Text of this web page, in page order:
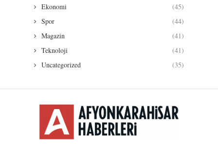
Ekonomi
(45)
Spor
(44)
Magazin
(41)
Teknoloji
(41)
Uncategorized
(35)